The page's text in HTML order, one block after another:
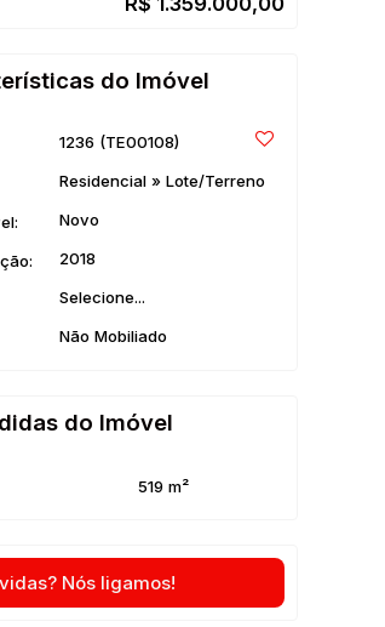
do Imóvel
1236 (TE00108)
Residencial » Lote/Terreno
Novo
2018
Selecione...
Não Mobiliado
do Imóvel
519 m²
Nós ligamos!